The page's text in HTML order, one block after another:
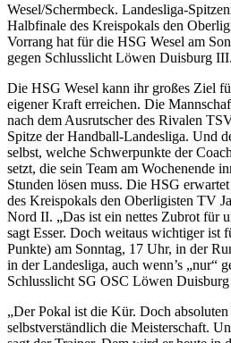
Wesel/Schermbeck. Landesliga-
Halbfinale des Kreispokals den
Vorrang hat für die HSG Wesel am
gegen Schlusslicht Löwen Duisburg III.
Die HSG Wesel kann ihr großes Ziel
eigener Kraft erreichen. Die
nach dem Ausrutscher des Rivalen
Spitze der Handball-Landesliga. Und
selbst, welche Schwerpunkte der
setzt, die sein Team am Wochenende
Stunden lösen muss. Die HSG
des Kreispokals den Oberligisten TV
Nord II. „Das ist ein nettes Zubrot für
sagt Esser. Doch weitaus wichtiger ist
Punkte) am Sonntag, 17 Uhr, in der
in der Landesliga, auch wenn’s „nur“
Schlusslicht SG OSC Löwen
„Der Pokal ist die Kür. Doch
selbstverständlich die Meisterschaft.